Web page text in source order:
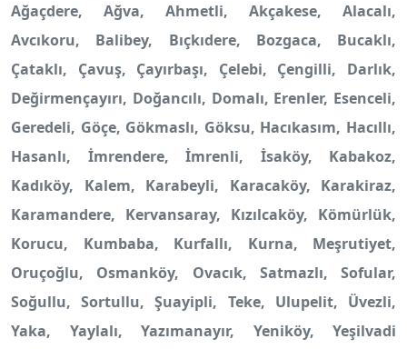
Ağaçdere, Ağva, Ahmetli, Akçakese, Alacalı,
Avcıkoru, Balibey, Bıçkıdere, Bozgaca, Bucaklı,
Çataklı, Çavuş, Çayırbaşı, Çelebi, Çengilli, Darlık,
Değirmençayırı, Doğancılı, Domalı, Erenler, Esenceli,
Geredeli, Göçe, Gökmaslı, Göksu, Hacıkasım, Hacıllı,
Hasanlı, İmrendere, İmrenli, İsaköy, Kabakoz,
Kadıköy, Kalem, Karabeyli, Karacaköy, Karakiraz,
Karamandere, Kervansaray, Kızılcaköy, Kömürlük,
Korucu, Kumbaba, Kurfallı, Kurna, Meşrutiyet,
Oruçoğlu, Osmanköy, Ovacık, Satmazlı, Sofular,
Soğullu, Sortullu, Şuayipli, Teke, Ulupelit, Üvezli,
Yaka, Yaylalı, Yazımanayır, Yeniköy, Yeşilvadi